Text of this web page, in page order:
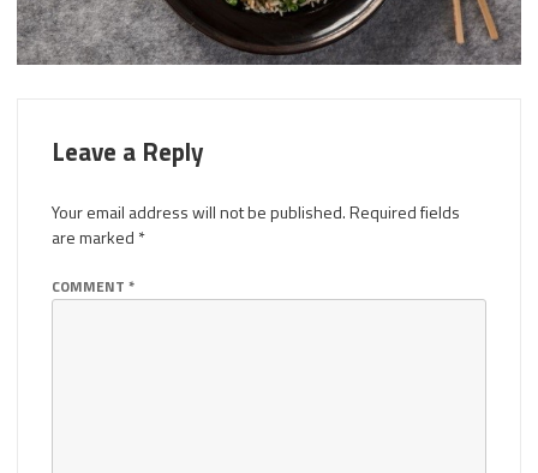
Leave a Reply
Your email address will not be published.Required fields
are marked *
COMMENT *